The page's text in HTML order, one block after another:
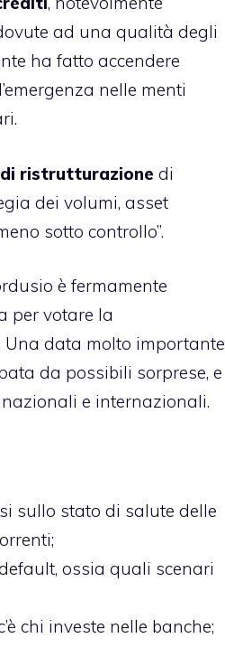
ad una qualità degli
ha fatto accendere
nelle menti
ristrutturazione di
dei volumi, asset
sotto controllo”.
è fermamente
per votare la
Una data molto importante
da possibili sorprese, e
e internazionali.
sullo stato di salute delle
ossia quali scenari
chi investe nelle banche;